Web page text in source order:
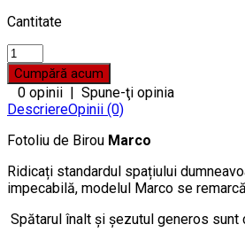
Cantitate
0 opinii | Spune-ţi opinia
DescriereOpinii (0)
Fotoliu de Birou Marco
Ridicați standardul spațiului
impecabilă, modelul Marco se
Spătarul înalt și șezutul generos